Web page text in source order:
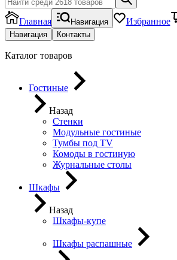
Главная Навигация Избранное
Навигация Контакты
Каталог товаров
Гостиные
Назад
Стенки
Модульные гостиные
Тумбы под ТV
Комоды в гостиную
Журнальные столы
Шкафы
Назад
Шкафы-купе
Шкафы распашные